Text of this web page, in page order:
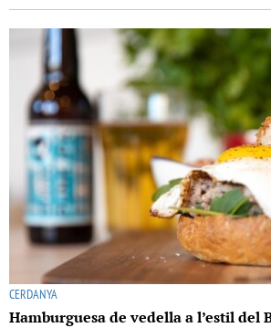
CERDANYA
Hamburguesa de vedella a l’estil del